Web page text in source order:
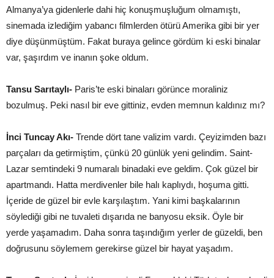
Almanya’ya gidenlerle dahi hiç konuşmuşluğum olmamıştı,
sinemada izlediğim yabancı filmlerden ötürü Amerika gibi bir yer
diye düşünmüştüm. Fakat buraya gelince gördüm ki eski binalar
var, şaşırdım ve inanın şoke oldum.
Tansu Sarıtaylı- Paris’te eski binaları görünce moraliniz
bozulmuş. Peki nasıl bir eve gittiniz, evden memnun kaldınız mı?
İnci Tuncay Akı- Trende dört tane valizim vardı. Çeyizimden bazı
parçaları da getirmiştim, çünkü 20 günlük yeni gelindim. Saint-
Lazar semtindeki 9 numaralı binadaki eve geldim. Çok güzel bir
apartmandı. Hatta merdivenler bile halı kaplıydı, hoşuma gitti.
İçeride de güzel bir evle karşılaştım. Yani kimi başkalarının
söylediği gibi ne tuvaleti dışarıda ne banyosu eksik. Öyle bir
yerde yaşamadım. Daha sonra taşındığım yerler de güzeldi, ben
doğrusunu söylemem gerekirse güzel bir hayat yaşadım.